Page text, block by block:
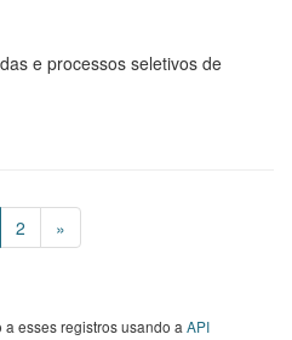
e processos seletivos de
2 »
esses registros usando a API